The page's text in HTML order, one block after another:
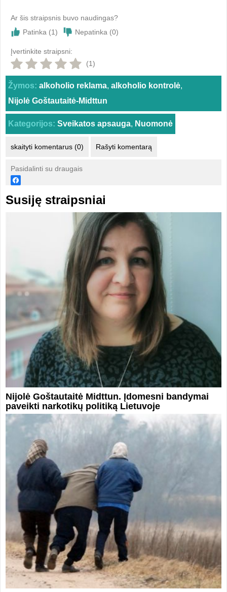
Ar šis straipsnis buvo naudingas?
Patinka (1) Nepatinka (0)
Įvertinkite straipsni:
(1)
Žymos: alkoholio reklama, alkoholio kontrolė,
Nijolė Goštautaitė-Midttun
Kategorijos: Sveikatos apsauga, Nuomonė
skaityti komentarus (0) Rašyti komentarą
Pasidalinti su draugais
Susiję straipsniai
Nijolė Goštautaitė Midttun. Įdomesni bandymai
paveikti narkotikų politiką Lietuvoje